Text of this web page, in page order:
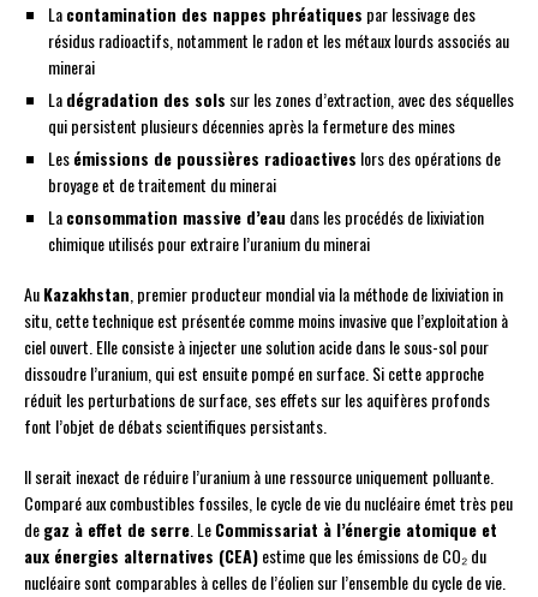
Lacontamination des nappes phréatiques par lessivage des
résidus radioactifs, notamment le radon et les métaux lourds associés au
minerai
Ladégradation des sols sur les zones d’extraction, avec des séquelles
qui persistent plusieurs décennies après la fermeture des mines
Lesémissions de poussières radioactives lors des opérations de
broyage et de traitement du minerai
Laconsommation massive d’eau dans les procédés de lixiviation
chimique utilisés pour extraire l’uranium du minerai
AuKazakhstan, premier producteur mondial via la méthode de lixiviation in
situ, cette technique est présentée comme moins invasive que l’exploitation à
ciel ouvert. Elle consiste à injecter une solution acide dans le sous-sol pour
dissoudre l’uranium, qui est ensuite pompé en surface. Si cette approche
réduit les perturbations de surface, ses effets sur les aquifères profonds
font l’objet de débats scientifiques persistants.
Il serait inexact de réduire l’uranium à une ressource uniquement polluante.
Comparé aux combustibles fossiles, le cycle de vie du nucléaire émet très peu
degaz à effet de serre. LeCommissariat à l’énergie atomique et
aux énergies alternatives (CEA)estime que les émissions de CO₂ du
nucléaire sont comparables à celles de l’éolien sur l’ensemble du cycle de vie.